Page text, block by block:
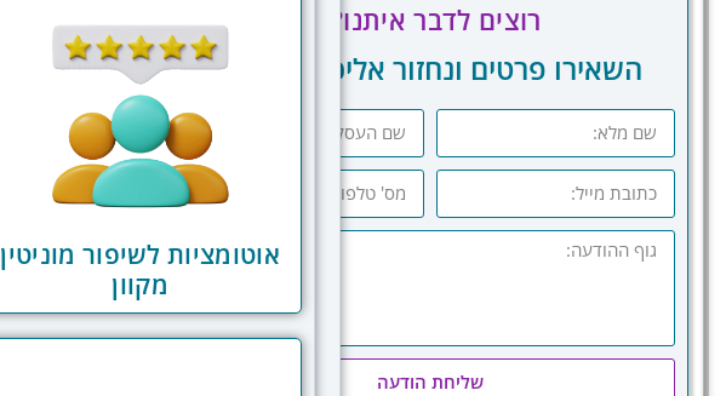
רוצים לדבר איתנו?
השאירו פרטים ונחזור אליכם בהקדם
שליחת הודעה
אוטומציות לשיפור מוניטין
מקוון